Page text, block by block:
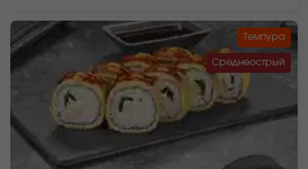
Темпура
Среднеострый